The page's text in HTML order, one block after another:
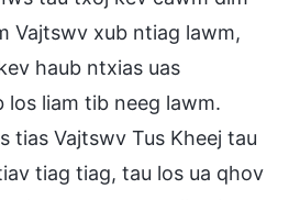
Vajtswv xub ntiag lawm,
haub ntxias uas
liam tib neeg lawm.
tias Vajtswv Tus Kheej tau
tiag tiag, tau los ua qhov